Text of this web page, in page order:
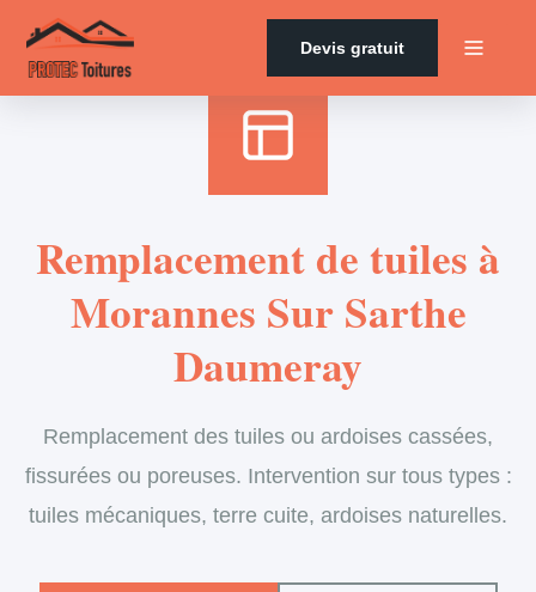
Devis gratuit
Remplacement de tuiles à
Morannes Sur Sarthe
Daumeray
Remplacement des tuiles ou ardoises cassées,
fissurées ou poreuses. Intervention sur tous types :
tuiles mécaniques, terre cuite, ardoises naturelles.